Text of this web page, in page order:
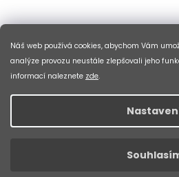
Náš web používá cookies, abychom Vám
analýze provozu neustále zlepšovali jeho
informací naleznete zde.